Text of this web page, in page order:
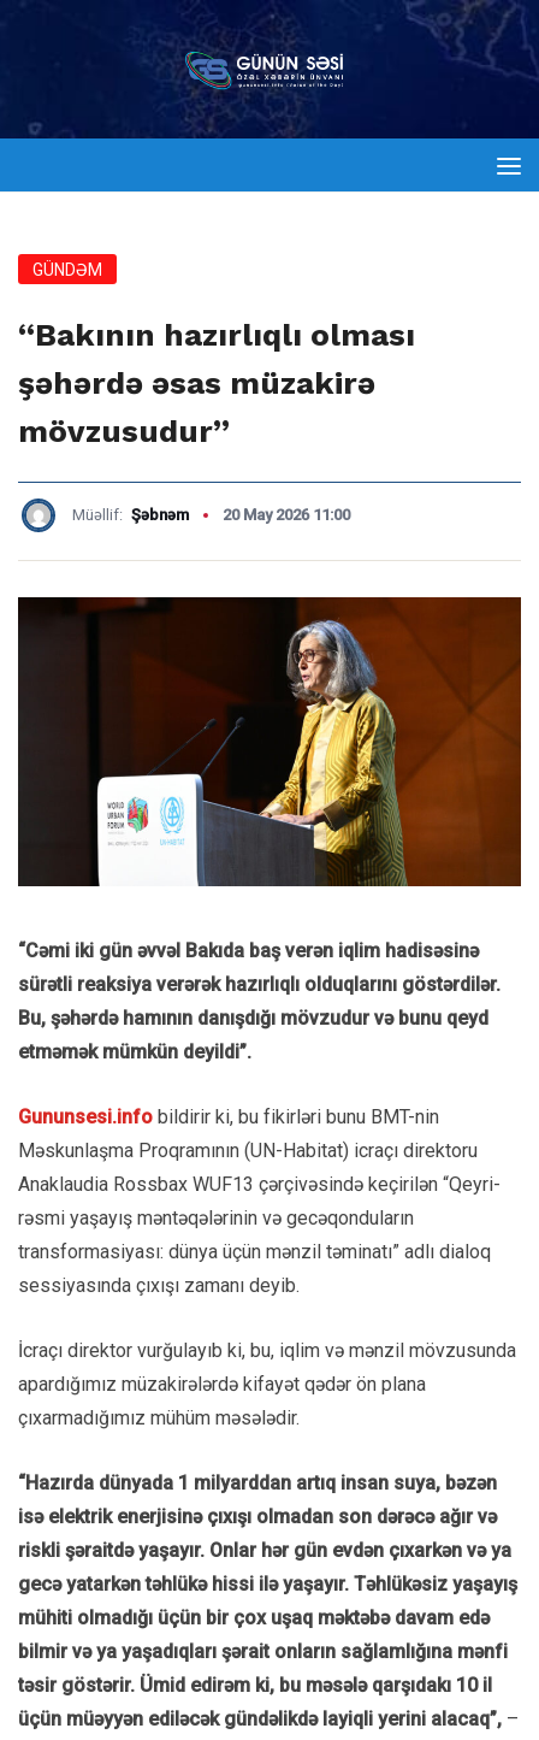
GÜNDƏM
“Bakının hazırlıqlı olması
şəhərdə əsas müzakirə
mövzusudur”
Müəllif: Şəbnəm 20 May 2026 11:00
“Cəmi iki gün əvvəl Bakıda baş verən iqlim hadisəsinə
sürətli reaksiya verərək hazırlıqlı olduqlarını göstərdilər.
Bu, şəhərdə hamının danışdığı mövzudur və bunu qeyd
etməmək mümkün deyildi”.
Gununsesi.info bildirir ki, bu fikirləri bunu BMT-nin
Məskunlaşma Proqramının (UN-Habitat) icraçı direktoru
Anaklaudia Rossbax WUF13 çərçivəsində keçirilən “Qeyri-
rəsmi yaşayış məntəqələrinin və gecəqonduların
transformasiyası: dünya üçün mənzil təminatı” adlı dialoq
sessiyasında çıxışı zamanı deyib.
İcraçı direktor vurğulayıb ki, bu, iqlim və mənzil mövzusunda
apardığımız müzakirələrdə kifayət qədər ön plana
çıxarmadığımız mühüm məsələdir.
“Hazırda dünyada 1 milyarddan artıq insan suya, bəzən
isə elektrik enerjisinə çıxışı olmadan son dərəcə ağır və
riskli şəraitdə yaşayır. Onlar hər gün evdən çıxarkən və ya
gecə yatarkən təhlükə hissi ilə yaşayır. Təhlükəsiz yaşayış
mühiti olmadığı üçün bir çox uşaq məktəbə davam edə
bilmir və ya yaşadıqları şərait onların sağlamlığına mənfi
təsir göstərir. Ümid edirəm ki, bu məsələ qarşıdakı 10 il
üçün müəyyən ediləcək gündəlikdə layiqli yerini alacaq”, –